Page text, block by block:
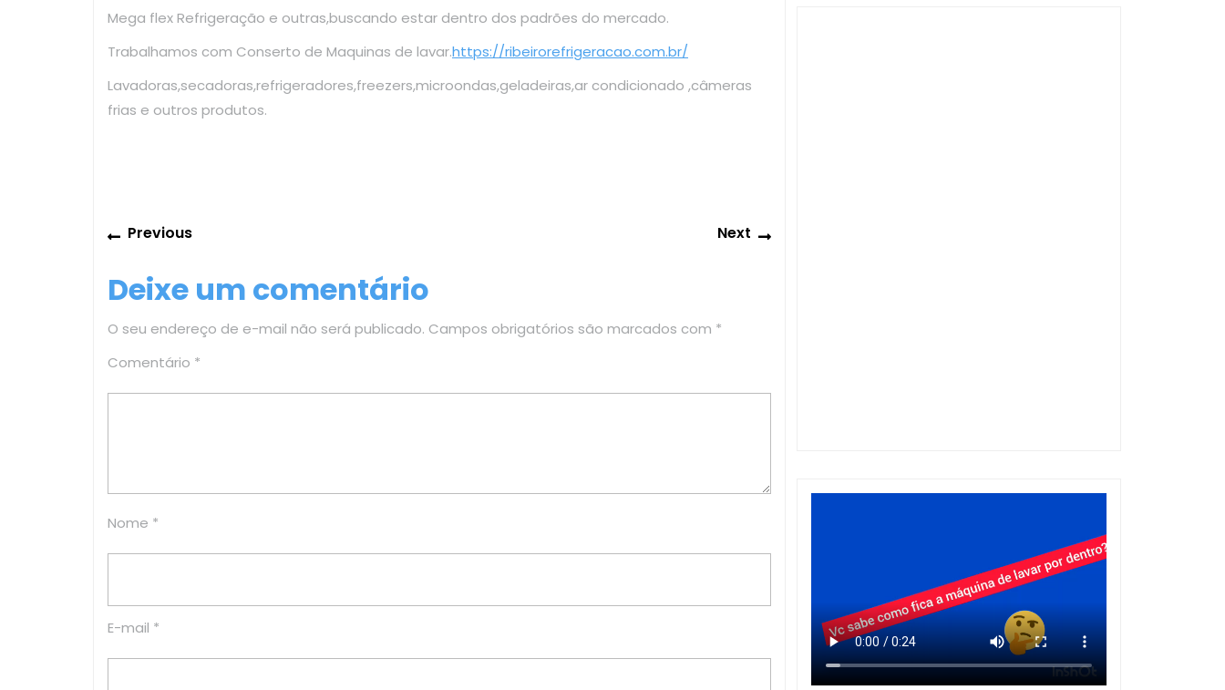
Mega flex Refrigeração e outras,buscando estar dentro dos padrões do mercado.
Trabalhamos com Conserto de Maquinas de lavar.https://ribeirorefrigeracao.com.br/
Lavadoras,secadoras,refrigeradores,freezers,microondas,geladeiras,ar condicionado ,câmeras
frias e outros produtos.
Navegação
Post
PreviousPrevious
Next
Next
Deixe um comentário
O seu endereço de e-mail não será publicado. Campos obrigatórios são marcados com *
Comentário *
Nome *
E-mail *